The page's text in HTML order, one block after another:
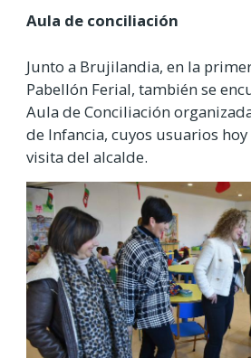
Aula de conciliación
Junto a Brujilandia, en la
Pabellón Ferial, también se
Aula de Conciliación
de Infancia, cuyos usuarios
visita del alcalde.